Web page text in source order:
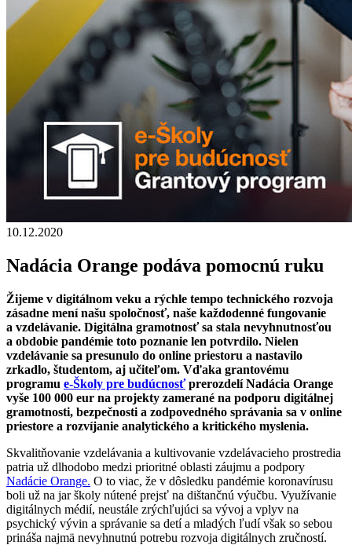
10.12.2020
Nadácia Orange podáva pomocnú ruku
Žijeme v digitálnom veku a rýchle tempo technického rozvoja
zásadne mení našu spoločnosť, naše každodenné fungovanie
a vzdelávanie. Digitálna gramotnosť sa stala nevyhnutnosťou
a obdobie pandémie toto poznanie len potvrdilo. Nielen
vzdelávanie sa presunulo do online priestoru a nastavilo
zrkadlo, študentom, aj učiteľom. Vďaka grantovému
programu e-Školy pre budúcnosťprerozdelí Nadácia Orange
vyše 100 000 eur na projekty zamerané na podporu digitálnej
gramotnosti, bezpečnosti a zodpovedného správania sa v online
priestore a rozvíjanie analytického a kritického myslenia.
Skvalitňovanie vzdelávania a kultivovanie vzdelávacieho prostredia
patria už dlhodobo medzi prioritné oblasti záujmu a podpory
Nadácie Orange. O to viac, že v dôsledku pandémie koronavírusu
boli už na jar školy nútené prejsť na dištančnú výučbu. Využívanie
digitálnych médií, neustále zrýchľujúci sa vývoj a vplyv na
psychický vývin a správanie sa detí a mladých ľudí však so sebou
prináša najmä nevyhnutnú potrebu rozvoja digitálnych zručností.